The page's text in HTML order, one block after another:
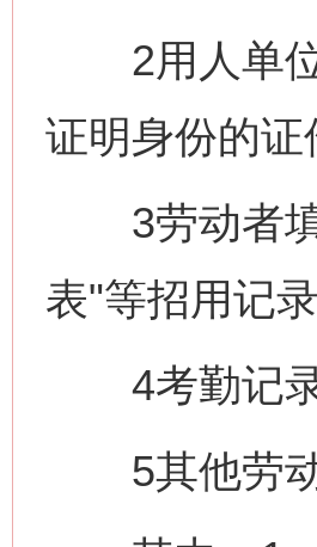
2用人单位
证明身份的证
3劳动者填
表"等招用记录
4考勤记录
5其他劳动